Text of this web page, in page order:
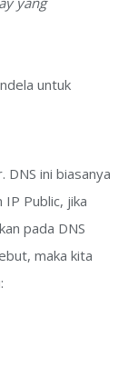
untuk
ini biasanya
Public, jika
pada DNS
maka kita